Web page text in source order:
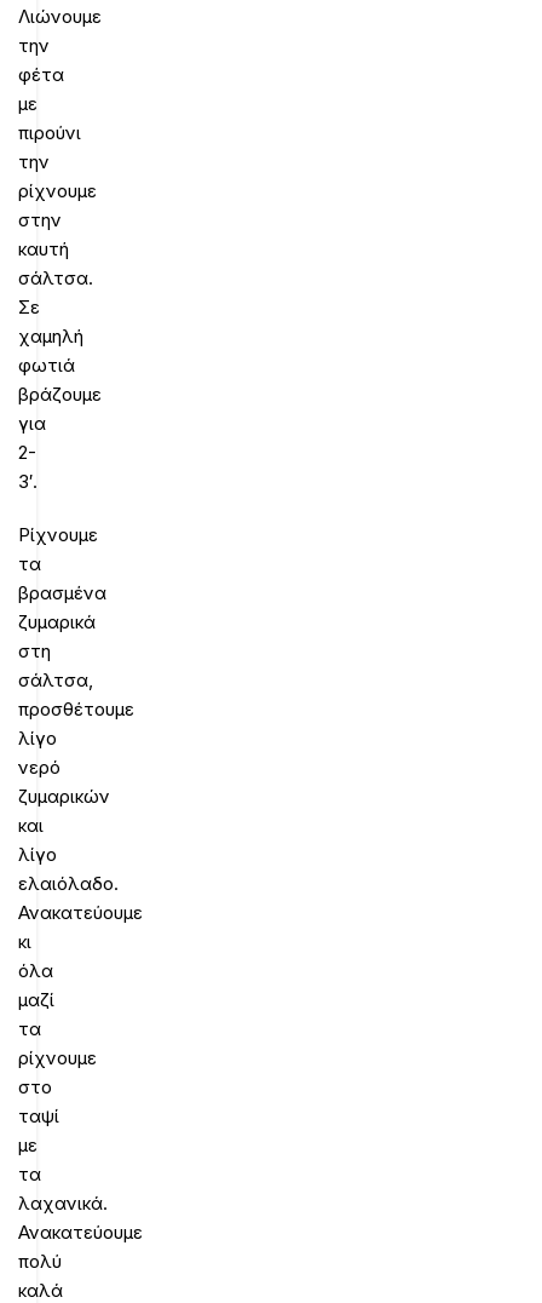
Λιώνουμε
την
φέτα
με
πιρούνι
την
ρίχνουμε
στην
καυτή
σάλτσα.
Σε
χαμηλή
φωτιά
βράζουμε
για
2-
3′.
Ρίχνουμε
τα
βρασμένα
ζυμαρικά
στη
σάλτσα,
προσθέτουμε
λίγο
νερό
ζυμαρικών
και
λίγο
ελαιόλαδο.
Ανακατεύουμε
κι
όλα
μαζί
τα
ρίχνουμε
στο
ταψί
με
τα
λαχανικά.
Ανακατεύουμε
πολύ
καλά